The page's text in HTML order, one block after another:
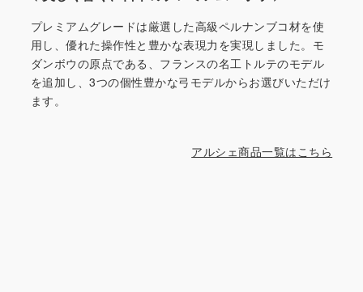
プレミアムグレードは厳選した高級ペルナンブコ材を使
用し、優れた操作性と豊かな表現力を実現しました。モ
ダンボウの原点である、フランスの名工トルテのモデル
を追加し、3つの個性豊かな弓モデルからお選びいただけ
ます。
アルシェ商品一覧はこちら